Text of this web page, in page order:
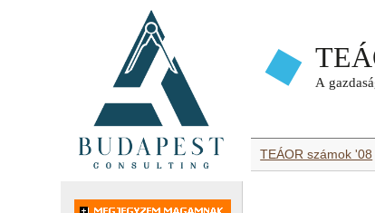
TEÁOR számok '08